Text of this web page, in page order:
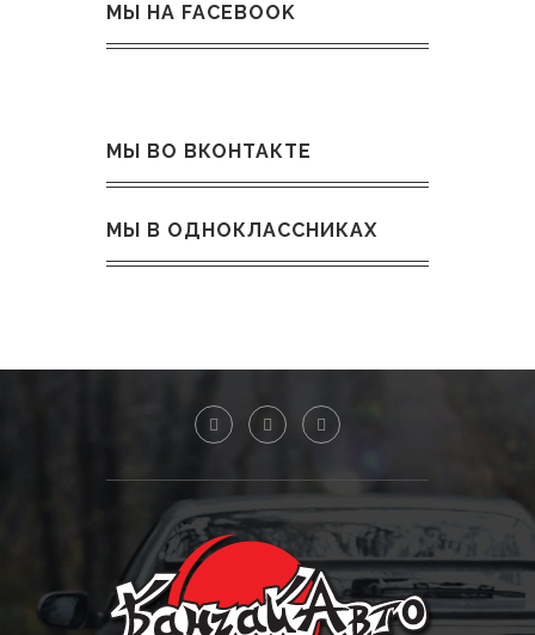
МЫ НА FACEBOOK
МЫ ВО ВКОНТАКТЕ
МЫ В ОДНОКЛАССНИКАХ